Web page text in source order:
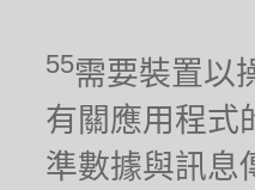
55需要裝置以
有關應用程式
準數據與訊息